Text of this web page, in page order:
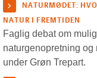
NATURMØDET:
NATUR I FREMTIDEN
Faglig debat om
naturgenopretning
under Grøn Trepart.